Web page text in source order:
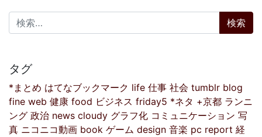
検索:
タグ
*まとめ はてなブックマーク life 仕事 社会 tumblr blog
fine web 健康 food ビジネス friday5 *ネタ +京都 ランニ
ング 政治 news cloudy グラフ化 コミュニケーション 写
真 ニコニコ動画 book ゲーム design 音楽 pc report 経